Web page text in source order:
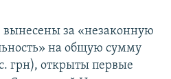
за «незаконную
на общую сумму
грн), открыты первые